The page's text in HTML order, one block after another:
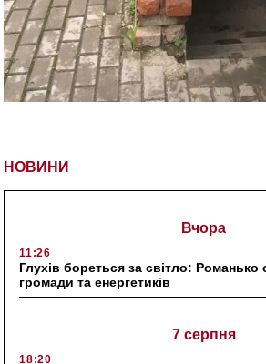
НОВИНИ
Вчора
11:26
Глухів бореться за світло: Романько
громади та енергетиків
7 серпня
18:20